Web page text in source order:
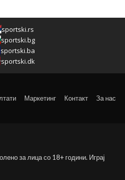
sportski.rs
sportski.bg
sportski.ba
sportski.dk
Маркетинг Контакт За нас
за лица со 18+ години. Играј